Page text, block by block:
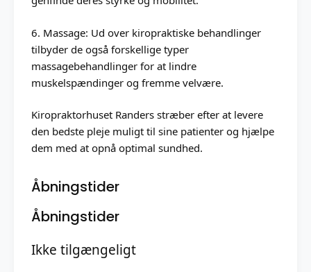
6. Massage: Ud over kiropraktiske behandlinger
tilbyder de også forskellige typer
massagebehandlinger for at lindre
muskelspændinger og fremme velvære.
Kiropraktorhuset Randers stræber efter at levere
den bedste pleje muligt til sine patienter og hjælpe
dem med at opnå optimal sundhed.
Åbningstider
Åbningstider
Ikke tilgængeligt